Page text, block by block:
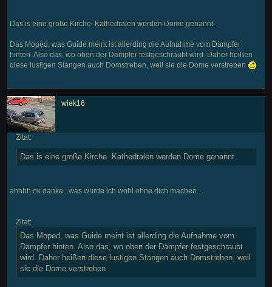
Das is eine große Kirche. Kathedralen werden Dome genannt.
Das Moped, was Guide meint ist allerding die Aufnahme vom Dämpfer
hinten. Also das, wo oben der Dämpfer festgeschraubt wird. Daher heißen
diese lustigen Stangen auch Domstreben, weil sie die Dome verstreben
wiek16
Zitat:
Das is eine große Kirche. Kathedralen werden Dome genannt.
ahhhh ok danke...was würde ich wohl ohne dich machen...
Zitat:
Das Moped, was Guide meint ist allerding die Aufnahme vom
Dämpfer hinten. Also das, wo oben der Dämpfer festgeschraubt
wird. Daher heißen diese lustigen Stangen auch Domstreben, weil
sie die Dome verstreben